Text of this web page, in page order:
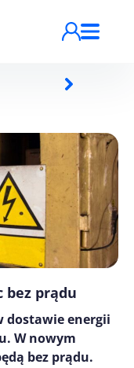
prądu
dostawie energii
W nowym
bez prądu.